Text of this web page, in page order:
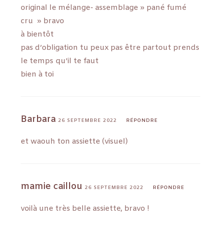
original le mélange- assemblage » pané fumé
cru » bravo
à bientôt
pas d’obligation tu peux pas être partout prends
le temps qu’il te faut
bien à toi
Barbara 26 SEPTEMBRE 2022 RÉPONDRE
et waouh ton assiette (visuel)
mamie caillou 26 SEPTEMBRE 2022 RÉPONDRE
voilà une très belle assiette, bravo !